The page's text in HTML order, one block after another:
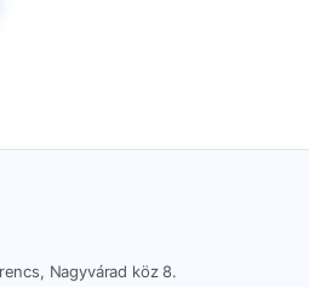
Nagyvárad köz 8.